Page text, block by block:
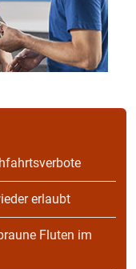
erlaubt
Fluten im